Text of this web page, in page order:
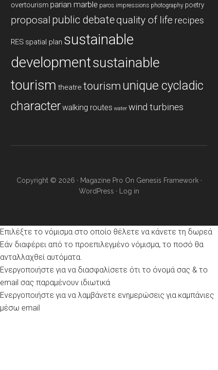
overtourism parian marble paros impressions photography poetry
proposal public debatequality of life recipes
RES spatial plan sustainable
developmentsustainable
tourism theatre tourism unique cycladic
characterwalking routes water wind turbines
Copyright © 2026 · Magazine Pro On Genesis Framework·
WordPress · Log in
Επιλέξτε το νόμισμα στο οποίο θέλετε να κάνετε τη δωρεά
Εάν διαφέρει από το προεπιλεγμένο νόμισμα, το ποσό θα
ανταλλαχθεί αυτόματα.
Ενεργοποιήστε για να διασφαλίσετε ότι το όνομά σας & το
email σας παραμένουν ιδιωτικά
Ενεργοποιήστε για να λαμβάνετε ενημερώσεις για καμπάνιες
μέσω email